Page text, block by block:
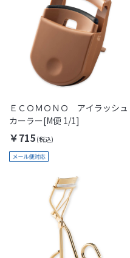
ＥＣＯＭＯＮＯ アイラッシュ
カーラー[M便 1/1]
￥715